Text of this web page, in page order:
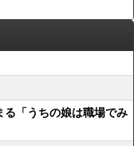
「うちの娘は職場でみ